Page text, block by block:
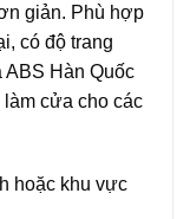
giản. Phù hợp
có độ trang
ABS Hàn Quốc
cửa cho các
hoặc khu vực